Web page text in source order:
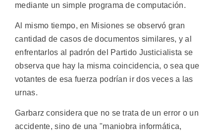
mediante un simple programa de computación.
Al mismo tiempo, en Misiones se observó gran
cantidad de casos de documentos similares, y al
enfrentarlos al padrón del Partido Justicialista se
observa que hay la misma coincidencia, o sea que
votantes de esa fuerza podrían ir dos veces a las
urnas.
Garbarz considera que no se trata de un error o un
accidente, sino de una "maniobra informática,